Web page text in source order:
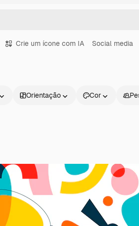
Crie um ícone com IA Social media
Orientação Cor
Produtos Começar